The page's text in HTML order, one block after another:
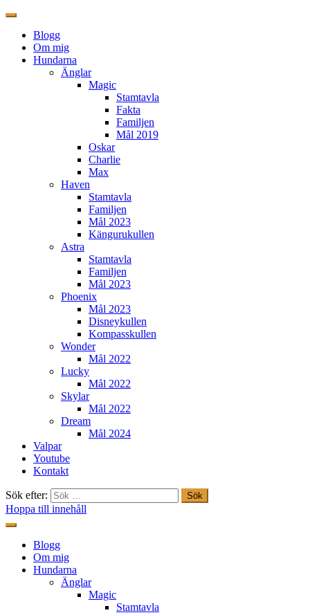
Blogg
Om mig
Hundarna
Änglar
Magic
Stamtavla
Fakta
Familjen
Mål 2019
Oskar
Charlie
Max
Haven
Stamtavla
Familjen
Mål 2023
Kängurukullen
Astra
Stamtavla
Familjen
Mål 2023
Phoenix
Mål 2023
Disneykullen
Kompasskullen
Wonder
Mål 2022
Lucky
Mål 2022
Skylar
Mål 2022
Dream
Mål 2024
Valpar
Youtube
Kontakt
Sök efter:
Hoppa till innehåll
Freestylehundar.se
Blogg
Om mig
Hundarna
Änglar
Magic
Stamtavla